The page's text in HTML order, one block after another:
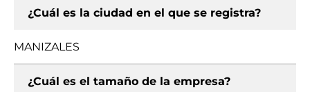
¿Cuál es la ciudad en el que se registra?
MANIZALES
¿Cuál es el tamaño de la empresa?